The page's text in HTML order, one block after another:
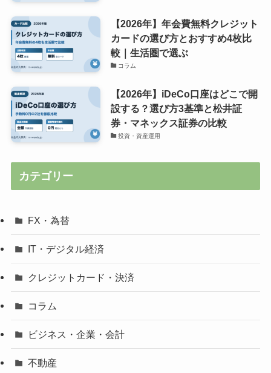
【2026年】年会費無料クレジット
カードの選び方とおすすめ4枚比
較｜生活圏で選ぶ
コラム
【2026年】iDeCo口座はどこで開
設する？選び方3基準と松井証
券・マネックス証券の比較
投資・資産運用
カテゴリー
FX・為替
IT・デジタル経済
クレジットカード・決済
コラム
ビジネス・企業・会計
不動産